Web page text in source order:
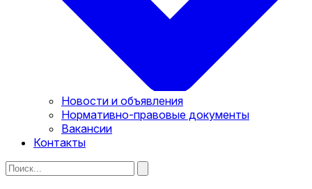
Новости и объявления
Нормативно-правовые документы
Вакансии
Контакты